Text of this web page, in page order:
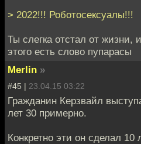
> 2022!!! Роботосексуалы!!!
Ты слегка отстал от жизни,
этого есть слово пупарасы
Merlin »
#45 | 23.04.15 03:22
Гражданин Керзвайл
лет 30 примерно.
Конкретно эти он сделал 10